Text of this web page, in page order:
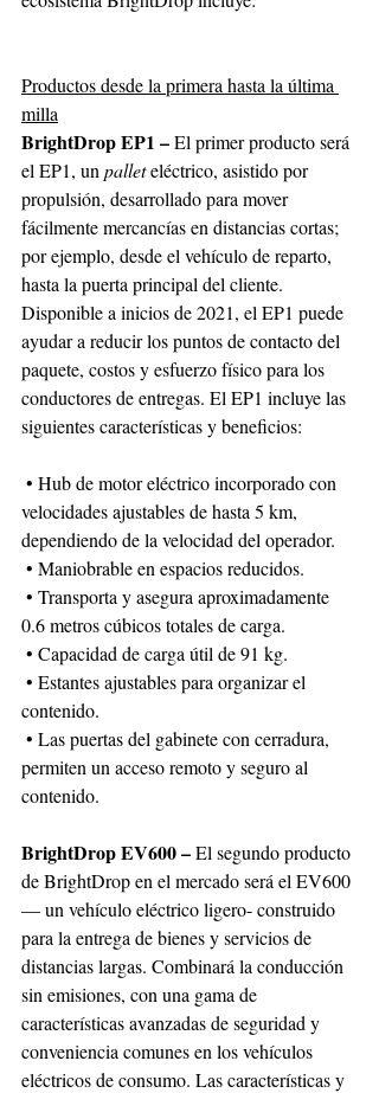
Productos desde la primera hasta la última
milla
BrightDrop EP1 – El primer producto será
el EP1, un pallet eléctrico, asistido por
propulsión, desarrollado para mover
fácilmente mercancías en distancias cortas;
por ejemplo, desde el vehículo de reparto,
hasta la puerta principal del cliente.
Disponible a inicios de 2021, el EP1 puede
ayudar a reducir los puntos de contacto del
paquete, costos y esfuerzo físico para los
conductores de entregas. El EP1 incluye las
siguientes características y beneficios:
velocidades ajustables de hasta 5 km,
dependiendo de la velocidad del operador.
• Maniobrable en espacios reducidos.
0.6 metros cúbicos totales de carga.
• Capacidad de carga útil de 91 kg.
contenido.
permiten un acceso remoto y seguro al
contenido.
BrightDrop EV600 – El segundo producto
de BrightDrop en el mercado será el EV600
— un vehículo eléctrico ligero- construido
para la entrega de bienes y servicios de
distancias largas. Combinará la conducción
sin emisiones, con una gama de
características avanzadas de seguridad y
conveniencia comunes en los vehículos
eléctricos de consumo. Las características y